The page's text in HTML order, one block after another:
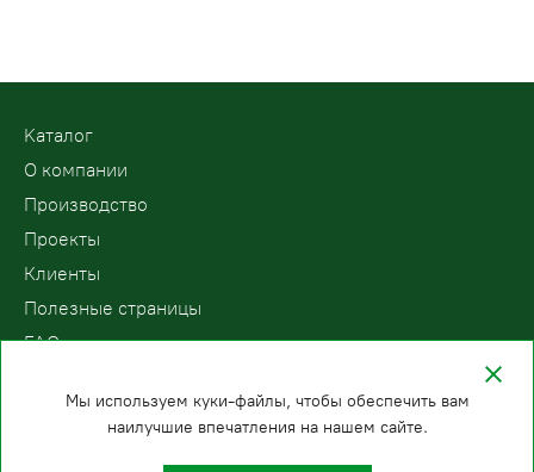
Kаталог
О компании
Производство
Проекты
Клиенты
Полезные страницы
FAQ
Мы используем куки-файлы, чтобы обеспечить вам
наилучшие впечатления на нашем сайте.